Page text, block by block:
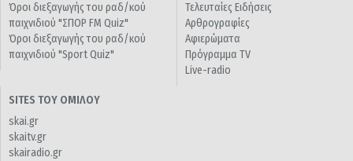
Όροι διεξαγωγής του ραδ/κού
παιχνιδιού "ΣΠΟΡ FM Quiz"
Όροι διεξαγωγής του ραδ/κού
παιχνιδιού "Sport Quiz"
Τελευταίες Ειδήσεις
Αρθρογραφίες
Αφιερώματα
Πρόγραμμα TV
Live-radio
SITES ΤΟΥ ΟΜΙΛΟΥ
skai.gr
skaitv.gr
skairadio.gr